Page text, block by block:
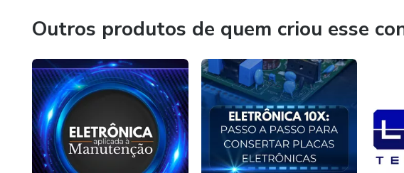
Outros produtos de quem criou esse